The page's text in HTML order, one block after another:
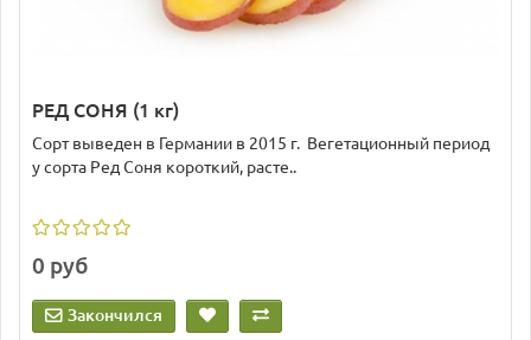
РЕД СОНЯ (1 кг)
Сорт выведен в Германии в 2015 г. Вегетационный период
у сорта Ред Соня короткий, расте..
0 руб
Закончился